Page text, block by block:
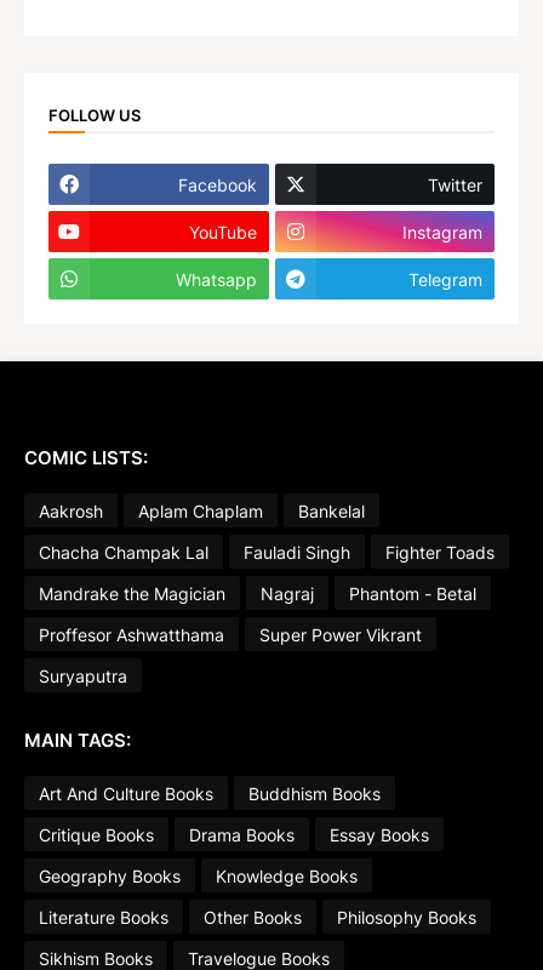
FOLLOW US
Facebook Twitter
YouTube Instagram
Whatsapp Telegram
COMIC LISTS:
Aakrosh Aplam Chaplam
Bankelal
Chacha Champak Lal
Fauladi Singh
Fighter Toads
Mandrake the Magician
Nagraj
Phantom - Betal
Proffesor Ashwatthama
Super Power Vikrant
Suryaputra
MAIN TAGS:
Art And Culture Books
Buddhism Books
Critique Books
Drama Books
Essay Books
Geography Books
Knowledge Books
Literature Books
Other Books
Philosophy Books
Sikhism Books
Travelogue Books